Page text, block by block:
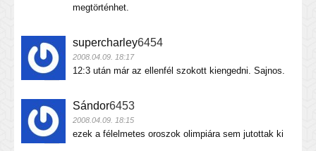
megtörténhet.
supercharley6454
2008.04.09. 18:17
12:3 után már az ellenfél szokott kiengedni. Sajnos.
Sándor6453
2008.04.09. 18:15
ezek a félelmetes oroszok olimpiára sem jutottak ki